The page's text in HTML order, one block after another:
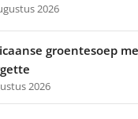
2026
groentesoep
2026